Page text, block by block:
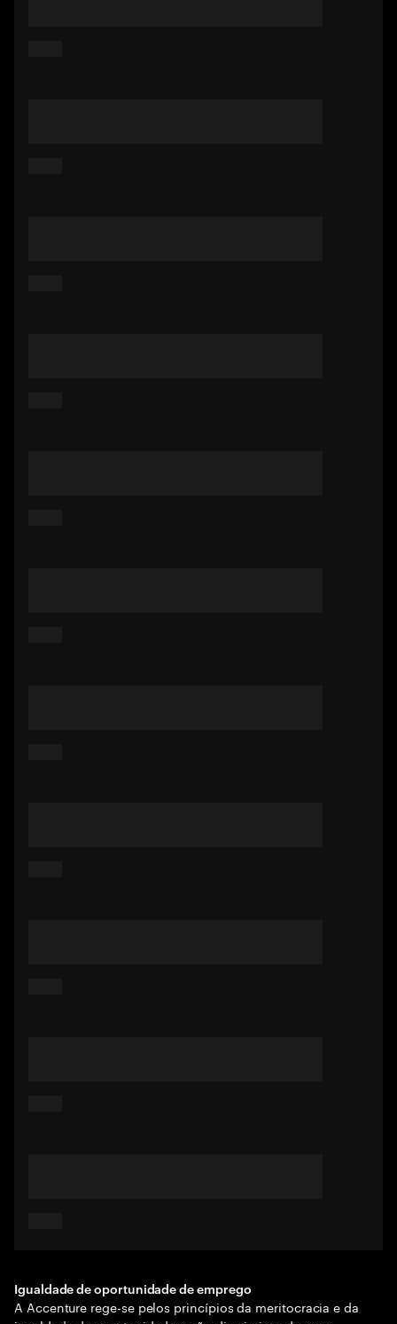
Igualdade de oportunidade de emprego
A Accenture rege-se pelos princípios da meritocracia e da